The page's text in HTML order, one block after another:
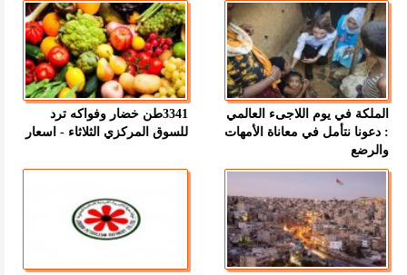
الملكة في يوم اللاجىء العالمي
: دعونا نتأمل في معاناة الأمهات
والرضع
3341طن خضار وفواكه ترد
للسوق المركزي الثلاثاء - اسعار